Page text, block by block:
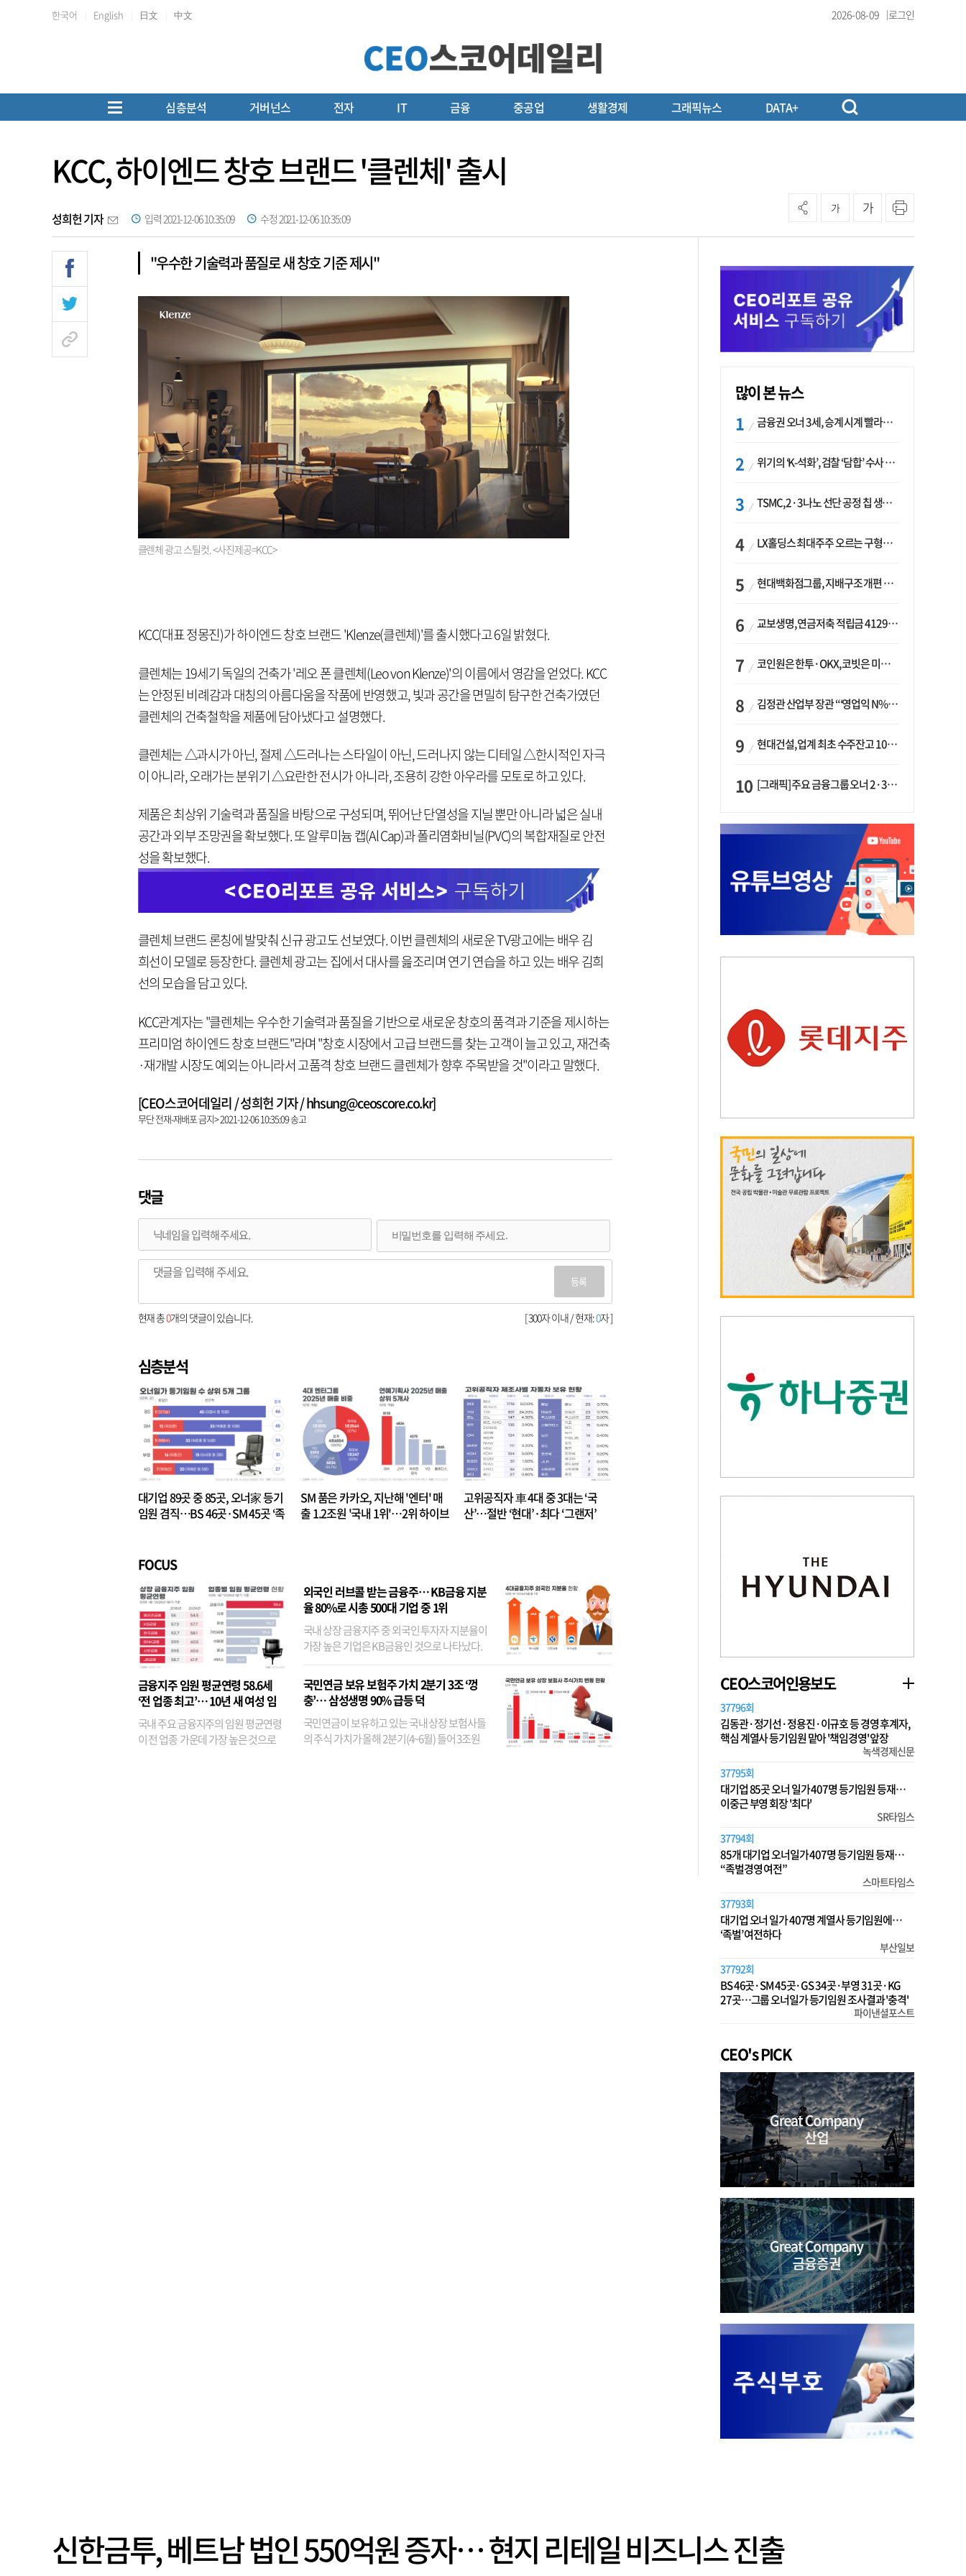
한국어 English 日文 中文 2026-08-09 로그인
심층분석 거버넌스 전자 IT 금융 중공업 생활경제 그래픽뉴스 DATA+
KCC, 하이엔드 창호 브랜드 '클렌체' 출시
성희헌 기자 입력 2021-12-06 10:35:09 수정 2021-12-06 10:35:09
가 가
"우수한 기술력과 품질로 새 창호 기준 제시"
클렌체 광고 스틸컷. <사진제공=KCC>
KCC(대표 정몽진)가 하이엔드 창호 브랜드 'Klenze(클렌체)'를 출시했다고 6일 밝혔다.
클렌체는 19세기 독일의 건축가 '레오 폰 클렌체(Leo von Klenze)'의 이름에서 영감을 얻었다. KCC
는 안정된 비례감과 대칭의 아름다움을 작품에 반영했고, 빛과 공간을 면밀히 탐구한 건축가였던
클렌체의 건축철학을 제품에 담아냈다고 설명했다.
클렌체는 △과시가 아닌, 절제 △드러나는 스타일이 아닌, 드러나지 않는 디테일 △한시적인 자극
이 아니라, 오래가는 분위기 △요란한 전시가 아니라, 조용히 강한 아우라를 모토로 하고 있다.
제품은 최상위 기술력과 품질을 바탕으로 구성되며, 뛰어난 단열성을 지닐 뿐만 아니라 넓은 실내
공간과 외부 조망권을 확보했다. 또 알루미늄 캡(Al Cap)과 폴리염화비닐(PVC)의 복합재질로 안전
성을 확보했다.
클렌체 브랜드 론칭에 발맞춰 신규 광고도 선보였다. 이번 클렌체의 새로운 TV광고에는 배우 김
희선이 모델로 등장한다. 클렌체 광고는 집에서 대사를 읊조리며 연기 연습을 하고 있는 배우 김희
선의 모습을 담고 있다.
KCC관계자는 "클렌체는 우수한 기술력과 품질을 기반으로 새로운 창호의 품격과 기준을 제시하는
프리미엄 하이엔드 창호 브랜드"라며 "창호 시장에서 고급 브랜드를 찾는 고객이 늘고 있고, 재건축
·재개발 시장도 예외는 아니라서 고품격 창호 브랜드 클렌체가 향후 주목받을 것"이라고 말했다.
[CEO스코어데일리 / 성희헌 기자 / hhsung@ceoscore.co.kr]
무단 전재-재배포 금지> 2021-12-06 10:35:09 송고
댓글
등록
[ 300자 이내 / 현재:0자 ]
현재 총0개의 댓글이 있습니다.
심층분석
대기업 89곳 중 85곳, 오너家 등기
임원 겸직…BS 46곳·SM 45곳 ‘족
SM 품은 카카오, 지난해 '엔터' 매
출 1.2조원 '국내 1위'…2위 하이브
고위공직자 車 4대 중 3대는 ‘국
산’…절반 ‘현대’·최다 ‘그랜저’
FOCUS
금융지주 임원 평균연령 58.6세
‘전 업종 최고’… 10년 새 여성 임
원은 14배 껑충
국내 주요 금융지주의 임원 평균연령
이 전 업종 가운데 가장 높은 것으로
외국인 러브콜 받는 금융주… KB금융 지분
율 80%로 시총 500대 기업 중 1위
국내 상장 금융지주 중 외국인 투자자 지분율이
가장 높은 기업은 KB금융인 것으로 나타났다.
융이었다. 특히 KB금융은 지난달 말 기준 해외
기관투자자 지분율이...
국민연금 보유 보험주 가치 2분기 3조 ‘껑
충’… 삼성생명 90% 급등 덕
국민연금이 보유하고 있는 국내 상장 보험사들
의 주식 가치가 올해 2분기(4~6월) 들어 3조원
많이 본 뉴스
금융권 오너 3세, 승계 시계 빨라지나…한국투자 ‘속도’·미래에셋·메리츠는 ‘거리두기’
위기의 ‘K-석화’, 검찰 ‘담합’ 수사 착수…“LG·한화·롯데 등 7개 업체, 8개 제품 가격 담합”
TSMC, 2·3나노 선단 공정 칩 생산 가속화…삼성, 파운드리 확장 변수 맞나
LX홀딩스 최대주주 오르는 구형모 사장…계열사 실적 개선 ‘과제’
현대백화점그룹, 지배구조 개편 작업…지주사 행위제한 요건 해소
교보생명, 연금저축 적립금 4129억 증가 ‘1위’…KB라이프는 최대 감소율
코인원은 한투·OKX, 코빗은 미래에셋…중소 거래소 ‘금융 동맹’ 승부수
김정관 산업부 장관 “‘영업익 N% 성과급’ 지급 반대…주주·투자자 이익 반해”
현대건설, 업계 최초 수주잔고 100조 돌파…하반기 ‘원전’ 수주 드라이브
[그래픽] 주요 금융그룹 오너 2·3세 현황
CEO스코어인용보도
37796회
김동관·정기선·정용진·이규호 등 경영 후계자,
핵심 계열사 등기임원 맡아 '책임경영' 앞장
녹색경제신문
37795회
대기업 85곳 오너 일가 407명 등기임원 등재…
이중근 부영 회장 '최다'
SR타임스
37794회
85개 대기업 오너일가 407명 등기임원 등재…
“족벌경영 여전”
스마트타임스
37793회
대기업 오너 일가 407명 계열사 등기임원에…
‘족벌’ 여전하다
부산일보
37792회
BS 46곳·SM 45곳·GS 34곳·부영 31곳·KG
27곳…그룹 오너일가 등기임원 조사결과 '충격'
파이낸셜포스트
CEO's PICK
신한금투, 베트남 법인 550억원 증자… 현지 리테일 비즈니스 진출